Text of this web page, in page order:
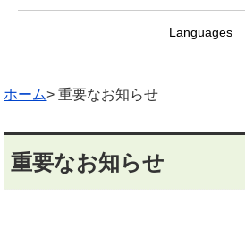
Languages
ホーム> 重要なお知らせ
重要なお知らせ